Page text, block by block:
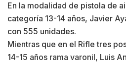
En la modalidad de pistola de
categoría 13-14 años, Javier
con 555 unidades.
Mientras que en el Rifle tres
14-15 años rama varonil, Luis